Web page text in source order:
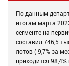
По данным
итогам марта
сегменте на
составил 746,5
лотов (-9,7% за
приходится